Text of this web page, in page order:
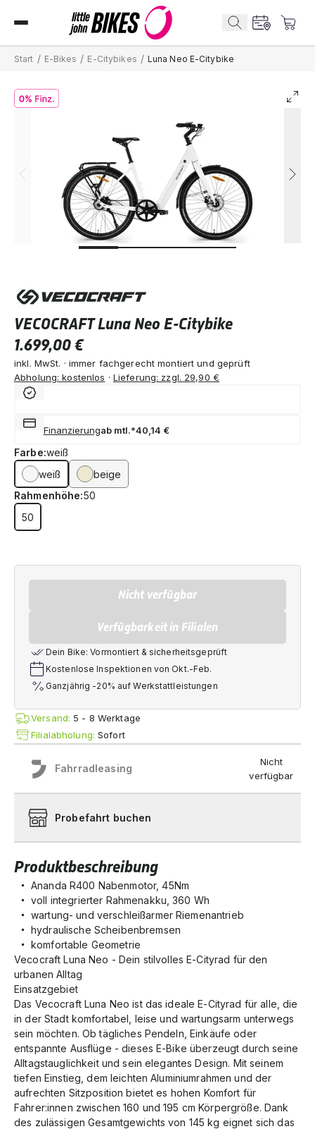
Start / E-Bikes / E-Citybikes / Luna Neo E-Citybike
Produktbeschreibung
Ananda R400 Nabenmotor, 45Nm
voll integrierter Rahmenakku, 360 Wh
wartung- und verschleißarmer Riemenantrieb
hydraulische Scheibenbremsen
komfortable Geometrie
Vecocraft Luna Neo - Dein stilvolles E-Cityrad für den
urbanen Alltag
Einsatzgebiet
Das Vecocraft Luna Neo ist das ideale E-Cityrad für alle, die
in der Stadt komfortabel, leise und wartungsarm unterwegs
sein möchten. Ob tägliches Pendeln, Einkäufe oder
entspannte Ausflüge - dieses E-Bike überzeugt durch seine
Alltagstauglichkeit und sein elegantes Design. Mit seinem
tiefen Einstieg, dem leichten Aluminiumrahmen und der
aufrechten Sitzposition bietet es hohen Komfort für
Fahrer:innen zwischen 160 und 195 cm Körpergröße. Dank
des zulässigen Gesamtgewichts von 145 kg eignet sich das
VECOCRAFT Luna Neo E-Citybike
1.699,00 €
inkl. MwSt. · immer fachgerecht montiert und geprüft
Abholung: kostenlos · Lieferung: zzgl. 29,90 €
Finanzierungab mtl.*40,14 €
Farbe:weiß
weiß
beige
Rahmenhöhe:50
50
Nicht verfügbar
Verfügbarkeit in Filialen
Dein Bike: Vormontiert & sicherheitsgeprüft
Kostenlose Inspektionen von Okt.-Feb.
Ganzjährig -20% auf Werkstattleistungen
Versand: 5 - 8 Werktage
Filialabholung:Sofort
Fahrradleasing
Nicht
verfügbar
Probefahrt buchen